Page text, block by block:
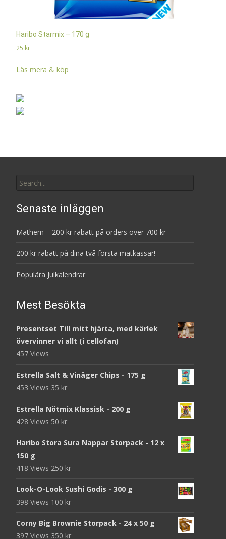
Haribo Starmix – 170 g
25 kr
Läs mera & köp
for:
Senaste inläggen
Mathem – 200 kr rabatt på orders över 700 kr
200 kr rabatt på dina två första matkassar!
Populära Julkalendrar
Mest Besökta
Presentset Till mitt hjärta, med kärlek
övervinner vi allt (i cellofan)
457 Views
Estrella Salt & Vinäger Chips - 175 g
453 Views 35 kr
Estrella Nötmix Klassisk - 200 g
428 Views 50 kr
Haribo Stora Sura Nappar Storpack - 12 x
150 g
418 Views 250 kr
Look-O-Look Sushi Godis - 300 g
398 Views 100 kr
Corny Big Brownie Storpack - 24 x 50 g
397 Views 350 kr